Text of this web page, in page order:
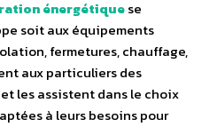
énergétiquese
soit aux équipements
fermetures, chauffage,
aux particuliers des
les assistent dans le choix
à leurs besoins pour